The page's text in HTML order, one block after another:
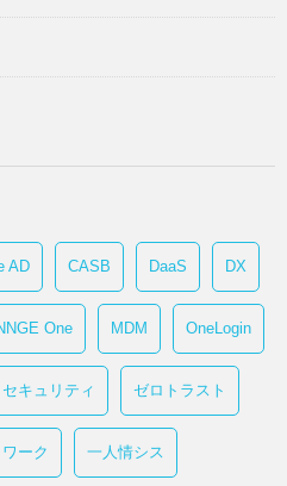
AD CASB DaaS DX
One MDM OneLogin
セキュリティ ゼロトラスト
ーク 一人情シス